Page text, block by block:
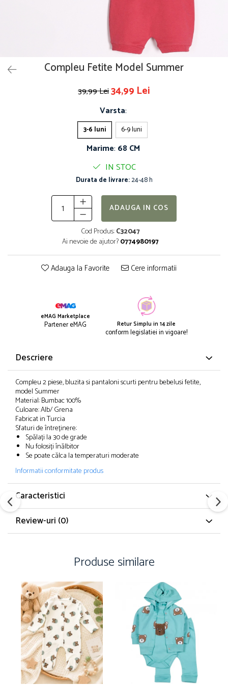
Compleu Fetite Model Summer
39,99 Lei34,99 Lei
Varsta:
3-6 luni 6-9 luni
Marime: 68 CM
IN STOC
Durata de livrare:24-48 h
ADAUGA IN COS
Cod Produs:C32047
Ai nevoie de ajutor?0774980197
Adauga la Favorite Cere informatii
eMAG Marketplace
Partener eMAG Retur Simplu in 14 zile
conform legislatiei in vigoare!
Descriere
Compleu 2 piese, bluzita si pantaloni scurti pentru bebelusi fetite,
model Summer
Material: Bumbac 100%
Culoare: Alb/ Grena
Fabricat in Turcia
Sfaturi de întreținere:
Spălați la 30 de grade
Nu folosiți înălbitor
Se poate călca la temperaturi moderate
Informatii conformitate produs
Caracteristici
Review-uri (0)
Produse similare